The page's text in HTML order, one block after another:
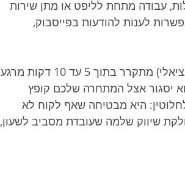
עבודה מתחת לליפט או מתן שירות
לענות להודעות בפייסבוק,
מחקרים בעולם השיווק הדיגיטלי מראים כי ליד (לקוח פוטנציאלי) מתקרר בתוך 5 עד 10 דקות מרגע
יסגור אצל המתחרה שלכם קופץ
היא מבטיחה שאף לקוח לא
שיווק שלמה שעובדת מסביב לשעון,